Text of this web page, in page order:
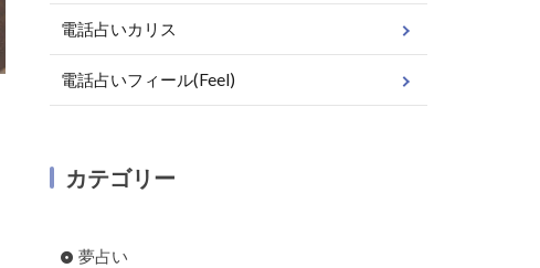
電話占いカリス
電話占いフィール(Feel)
カテゴリー
夢占い